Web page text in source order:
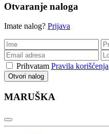
Otvaranje naloga
Imate nalog? Prijava
Prihvatam Pravila korišćenja
Otvori nalog
MARUŠKA